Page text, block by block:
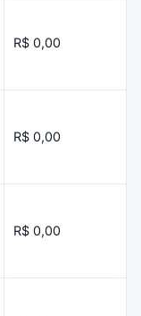
R$ 0,00
R$ 0,00
R$ 0,00